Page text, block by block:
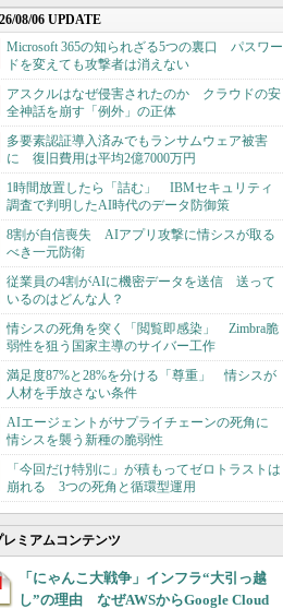
08/06 UPDATE
Microsoft 365の知られざる5つの裏口 パスワー
ドを変えても攻撃者は消えない
アスクルはなぜ侵害されたのか クラウドの安
全神話を崩す「例外」の正体
多要素認証導入済みでもランサムウェア被害
に 復旧費用は平均2億7000万円
1時間放置したら「詰む」 IBMセキュリティ
調査で判明したAI時代のデータ防御策
8割が自信喪失 AIアプリ攻撃に情シスが取る
べき一元防衛
従業員の4割がAIに機密データを送信 送って
いるのはどんな人？
情シスの死角を突く「閲覧即感染」 Zimbra脆
弱性を狙う国家主導のサイバー工作
満足度87%と28%を分ける「尊重」 情シスが
人材を手放さない条件
AIエージェントがサプライチェーンの死角に
情シスを襲う新種の脆弱性
「今回だけ特別に」が積もってゼロトラストは
崩れる 3つの死角と循環型運用
レミアムコンテンツ
「にゃんこ大戦争」インフラ“大引っ越
し”の理由 なぜAWSからGoogle Cloud